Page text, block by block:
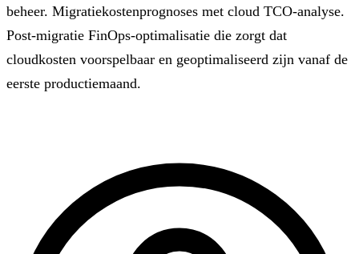
beheer. Migratiekostenprognoses met cloud TCO-analyse.
Post-migratie FinOps-optimalisatie die zorgt dat
cloudkosten voorspelbaar en geoptimaliseerd zijn vanaf de
eerste productiemaand.